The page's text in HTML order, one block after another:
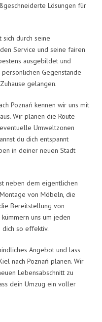
Lösungen für
sich durch seine
Service und seine fairen
ausgebildet und
Gegenstände
gelangen.
Poznań kennen wir uns mit
Wir planen die Route
Umweltzonen
du dich entspannt
in deiner neuen Stadt
neben dem eigentlichen
von Möbeln, die
Bereitstellung von
uns um jeden
dich so effektiv.
Angebot und lass
nach Poznań planen. Wir
Lebensabschnitt zu
dein Umzug ein voller